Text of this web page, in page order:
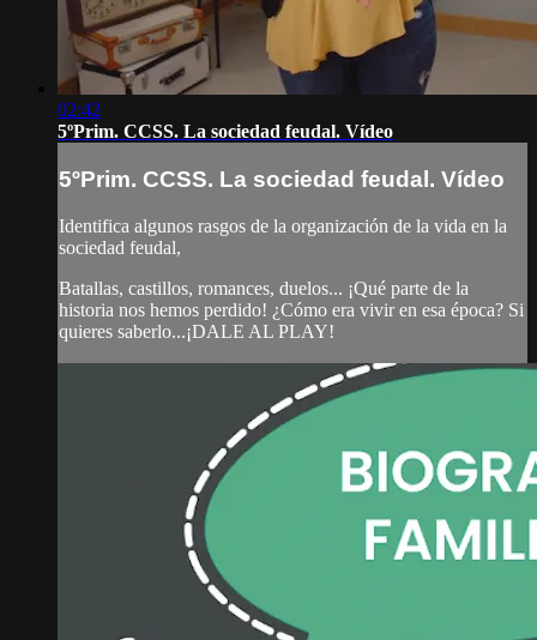
02:42
5ºPrim. CCSS. La sociedad feudal. Vídeo
5ºPrim. CCSS. La sociedad feudal. Vídeo
Identifica algunos rasgos de la organización de la vida en la
sociedad feudal,
Batallas, castillos, romances, duelos... ¡Qué parte de la
historia nos hemos perdido! ¿Cómo era vivir en esa época? Si
quieres saberlo...¡DALE AL PLAY!